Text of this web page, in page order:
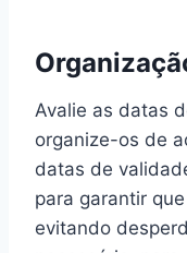
Avalie as datas
organize-os de
datas de
para garantir
evitando